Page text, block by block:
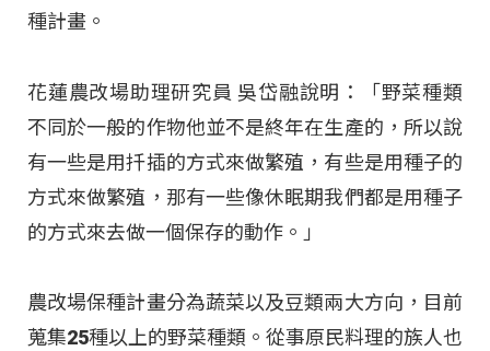
種計畫。
花蓮農改場助理研究員 吳岱融說明：「野菜種類
不同於一般的作物他並不是終年在生產的，所以說
有一些是用扦插的方式來做繁殖，有些是用種子的
方式來做繁殖，那有一些像休眠期我們都是用種子
的方式來去做一個保存的動作。」
農改場保種計畫分為蔬菜以及豆類兩大方向，目前
蒐集25種以上的野菜種類。從事原民料理的族人也